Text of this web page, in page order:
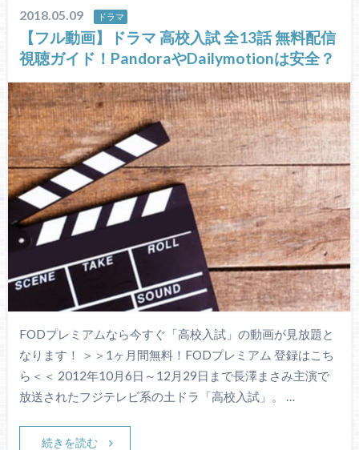
2018.05.09 ドラマ
【フル動画】ドラマ 高校入試 全13話 無料配信
視聴ガイド！PandoraやDailymotionは安全？
FODプレミアムなら今すぐ「高校入試」の動画が見放題と
なります！ ＞＞1ヶ月間無料！FODプレミアム 登録はこち
ら＜＜ 2012年10月6日～12月29日まで長澤まさみ主演で
放送されたフジテレビ系の土ドラ「高校入試」。 …
続きを読む